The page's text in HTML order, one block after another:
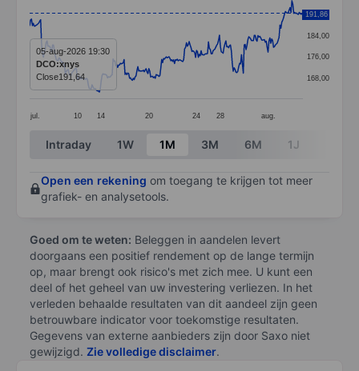
Line chart with 299 data points.
The chart has 1 X axis displaying categories.
The chart has 1 Y axis displaying values. Data
jul. 10 14 20 24 28 aug.
168,00
176,00
184,00
192,00
191,86
05-aug-2026 19:30
DCO:xnys
Close191,64
End of interactive chart.
Intraday 1W 1M 3M 6M 1J
Open een rekening om toegang te krijgen tot meer
grafiek- en analysetools.
Goed om te weten: Beleggen in aandelen levert
doorgaans een positief rendement op de lange termijn
op, maar brengt ook risico's met zich mee. U kunt een
deel of het geheel van uw investering verliezen. In het
verleden behaalde resultaten van dit aandeel zijn geen
betrouwbare indicator voor toekomstige resultaten.
Gegevens van externe aanbieders zijn door Saxo niet
gewijzigd. Zie volledige disclaimer.